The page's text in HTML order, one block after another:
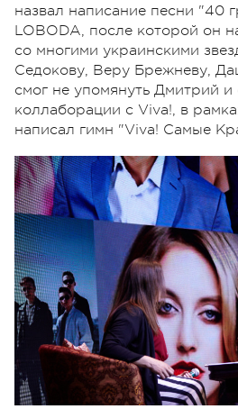
назвал написание песни "40
LOBODA, после которой он
со многими украинскими
Седокову, Веру Брежневу,
смог не упомянуть Дмитрий и
коллаборации с Viva!, в
написал гимн "Viva! Самые